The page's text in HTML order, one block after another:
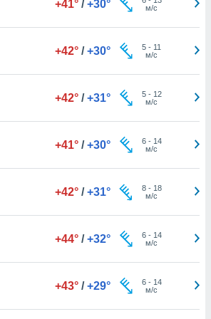
+41° / +30°
м/с
+42° / +30° 5- 11
м/с
+42° / +31° 5- 12
м/с
+41° / +30° 6- 14
м/с
+42° / +31° 8- 18
м/с
+44° / +32° 6- 14
м/с
+43° / +29° 6- 14
м/с